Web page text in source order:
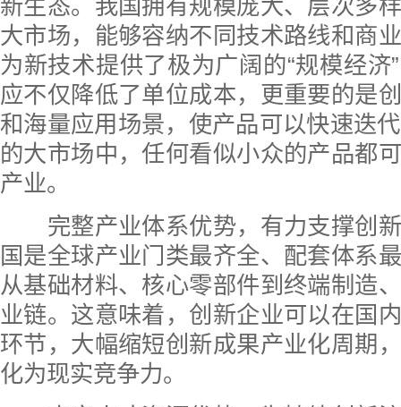
新生态。我国拥有规模庞大、层次多
大市场，能够容纳不同技术路线和商
为新技术提供了极为广阔的“规模经济
应不仅降低了单位成本，更重要的是
和海量应用场景，使产品可以快速迭
的大市场中，任何看似小众的产品都
产业。
完整产业体系优势，有力支撑创新
国是全球产业门类最齐全、配套体系
从基础材料、核心零部件到终端制造
业链。这意味着，创新企业可以在国
环节，大幅缩短创新成果产业化周期
化为现实竞争力。